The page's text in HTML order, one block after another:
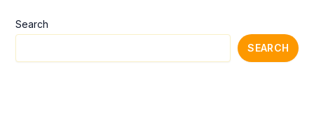
Search
SEARCH